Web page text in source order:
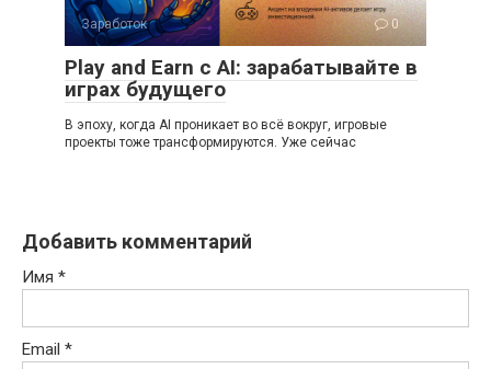
Заработок 0
Play and Earn с AI: зарабатывайте в
играх будущего
В эпоху, когда AI проникает во всё вокруг, игровые
проекты тоже трансформируются. Уже сейчас
Добавить комментарий
Имя *
Email *